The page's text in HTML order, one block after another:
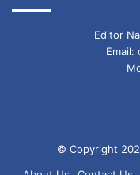
Editor
Email:
© Copyright